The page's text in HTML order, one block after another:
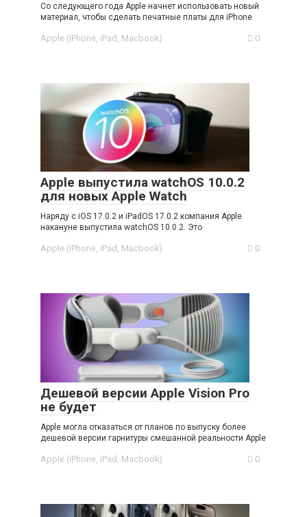
Со следующего года Apple начнет использовать новый
материал, чтобы сделать печатные платы для iPhone
Apple (iPhone, iPad, Macbook) 0
Apple выпустила watchOS 10.0.2
для новых Apple Watch
Наряду с iOS 17.0.2 и iPadOS 17.0.2 компания Apple
накануне выпустила watchOS 10.0.2. Это
Apple (iPhone, iPad, Macbook) 0
Дешевой версии Apple Vision Pro
не будет
Apple могла отказаться от планов по выпуску более
дешевой версии гарнитуры смешанной реальности Apple
Apple (iPhone, iPad, Macbook) 0